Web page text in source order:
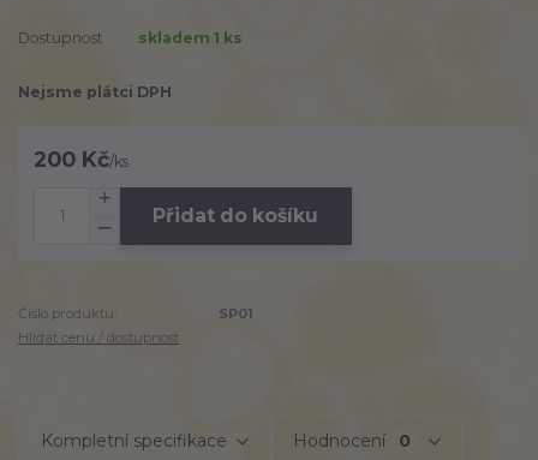
Dostupnost skladem 1 ks
Nejsme plátci DPH
200 Kč/ks
Přidat do košíku
Číslo produktu:
SP01
Hlídat cenu / dostupnost
Kompletní specifikace Hodnocení 0